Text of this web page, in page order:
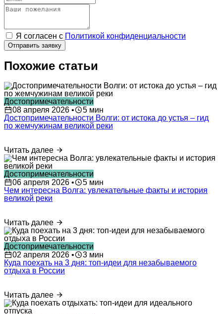
Я согласен с Политикой конфиденциальности
Отправить заявку
Похожие статьи
Достопримечательности
08 апреля 2026 •
5 мин
Достопримечательности Волги: от истока до устья – гид
по жемчужинам великой реки
Читать далее
Достопримечательности
06 апреля 2026 •
5 мин
Чем интересна Волга: увлекательные факты и история
великой реки
Читать далее
Достопримечательности
02 апреля 2026 •
3 мин
Куда поехать на 3 дня: топ-идеи для незабываемого
отдыха в России
Читать далее